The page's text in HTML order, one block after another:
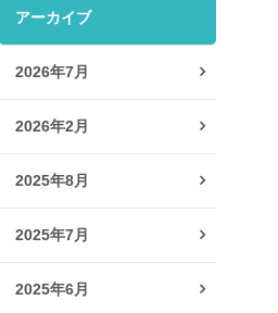
アーカイブ
2026年7月
2026年2月
2025年8月
2025年7月
2025年6月